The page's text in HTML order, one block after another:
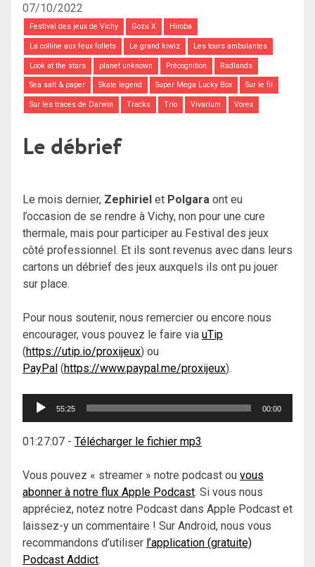
07/10/2022
Festival des jeux de Vichy Gozu X Hiroba
La colline aux feux follets Le grand kiwiz Les tours ambulantes
Look at the stars planet unknown Précognition Radlands
Sea salt & paper Skate legend Super Mega Lucky Box Sur le fil
Sur les traces de Darwin Tracks Trio Vivarium Vorex
Le débrief
Le mois dernier, Zephiriel et Polgara ont eu
l’occasion de se rendre à Vichy, non pour une cure
thermale, mais pour participer au Festival des jeux
côté professionnel. Et ils sont revenus avec dans leurs
cartons un débrief des jeux auxquels ils ont pu jouer
sur place.
Pour nous soutenir, nous remercier ou encore nous
encourager, vous pouvez le faire via uTip
(https://utip.io/proxijeux) ou
PayPal (https://www.paypal.me/proxijeux).
Lecteur
55:25 00:00
01:27:07 - Télécharger le fichier mp3
Vous pouvez « streamer » notre podcast ou vous
abonner à notre flux Apple Podcast. Si vous nous
appréciez, notez notre Podcast dans Apple Podcast et
laissez-y un commentaire ! Sur Android, nous vous
recommandons d’utiliser l’application (gratuite)
Podcast Addict.